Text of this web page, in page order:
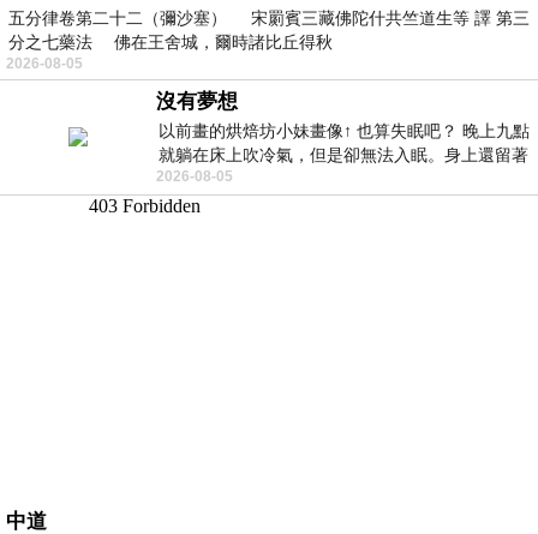
五分律卷第二十二（彌沙塞） 宋罽賓三藏佛陀什共竺道生等 譯 第三
分之七藥法 佛在王舍城，爾時諸比丘得秋
2026-08-05
沒有夢想
以前畫的烘焙坊小妹畫像↑ 也算失眠吧？ 晚上九點
就躺在床上吹冷氣，但是卻無法入眠。身上還留著
四點多跑的六公里的疲
2026-08-05
中道